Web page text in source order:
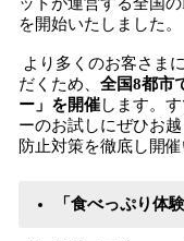
を開始いたしました。
より多くのお客さま
だくため、 全国8都市
ー」を開催します。
ーのお試しにぜひお
防止対策を徹底し開催
「食べっぷり体